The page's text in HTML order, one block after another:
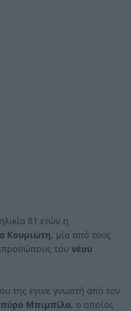
81 ετών η
Κουμιώτη, μία από τους
του νέου
της έγινε γνωστή από τον
Μπιμπίλα, ο οποίος